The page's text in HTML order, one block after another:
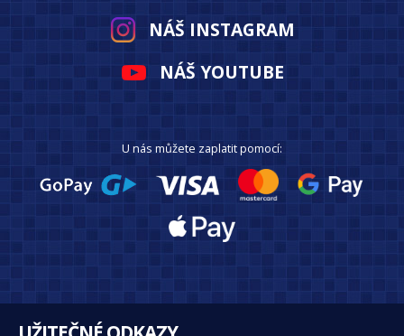
NÁŠ INSTAGRAM
NÁŠ YOUTUBE
U nás můžete zaplatit pomocí: